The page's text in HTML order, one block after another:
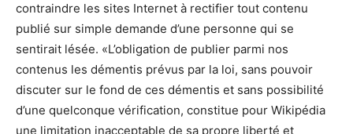
contraindre les sites Internet à rectifier tout contenu
publié sur simple demande d’une personne qui se
sentirait lésée. «L’obligation de publier parmi nos
contenus les démentis prévus par la loi, sans pouvoir
discuter sur le fond de ces démentis et sans possibilité
d’une quelconque vérification, constitue pour Wikipédia
une limitation inacceptable de sa propre liberté et